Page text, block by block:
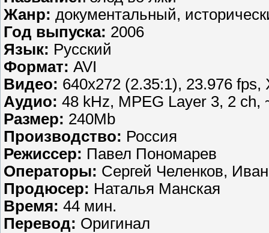
Жанр: документальный,
Год выпуска: 2006
Язык: Русский
Формат: AVI
Видео: 640x272 (2.35:1), 23.976
Аудио: 48 kHz, MPEG Layer 3, 2 ch,
Размер: 240Мb
Производство: Россия
Режиссер: Павел Пономарев
Операторы: Сергей Челенков,
Продюсер: Наталья Манская
Время: 44 мин.
Перевод: Оригинал